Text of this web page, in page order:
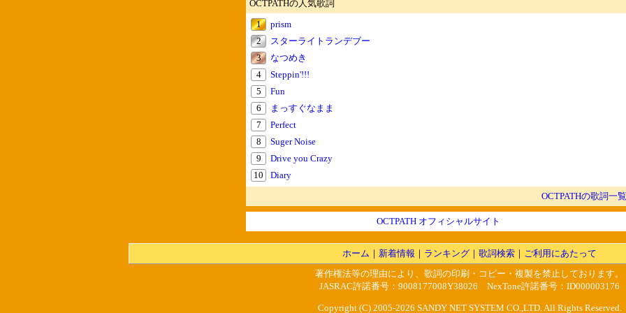
OCTPATHの人気歌詞
1
prism
2
スターライトランデブー
3
なつめき
4
Steppin'!!!
5
Fun
6
まっすぐなまま
7
Perfect
8
Suger Noise
9
Drive you Crazy
10
Diary
OCTPATHの歌詞一覧
OCTPATH オフィシャルサイト
ホーム ｜ 新着情報 ｜ ランキング ｜ 歌詞検索 ｜ ご利用にあたって
著作権法等の理由により、歌詞の印刷・コピー・複製を禁止しております。
JASRAC許諾番号：9008177008Y38026 NexTone許諾番号：ID000003176
Copyright (C) 2005-2026 SANDY NET SYSTEM CO.,LTD. All Rights Reserved.